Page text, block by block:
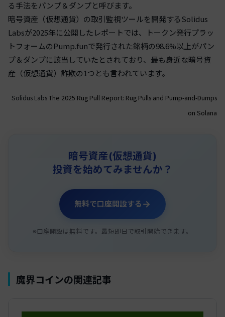
る手法をパンプ＆ダンプと呼びます。
暗号資産（仮想通貨）の取引監視ツールを開発するSolidus
Labsが2025年に公開したレポートでは、トークン発行プラッ
トフォームのPump.funで発行された銘柄の98.6%以上がパン
プ＆ダンプに該当していたとされており、最も身近な暗号資
産（仮想通貨）詐欺の1つとも言われています。
Solidus LabsThe 2025 Rug Pull Report: Rug Pulls and Pump-and-Dumps
on Solana
暗号資産(仮想通貨)
投資を始めてみませんか？
無料で口座開設する →
※口座開設は無料です。最短即日で取引開始できます。
魔界コインの関連記事